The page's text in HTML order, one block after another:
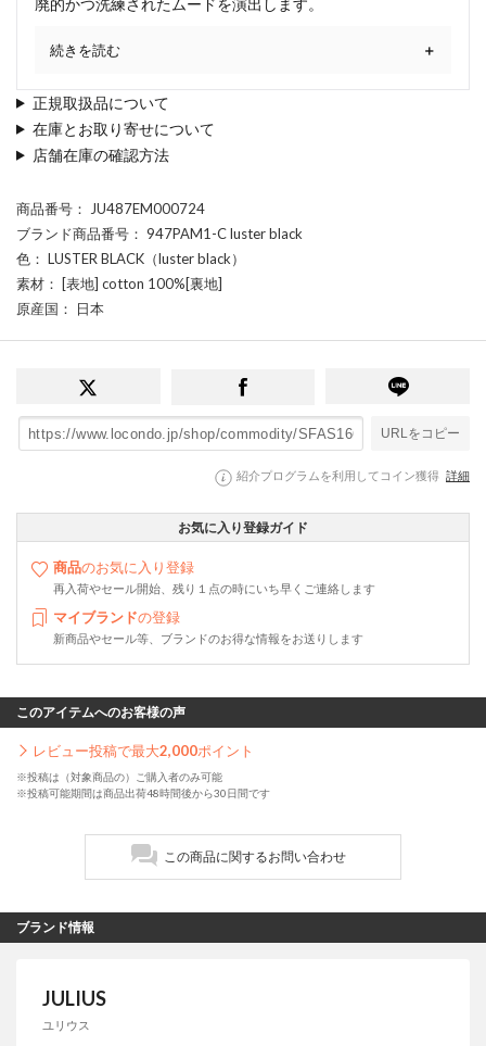
続きを読む
正規取扱品について
在庫とお取り寄せについて
店舗在庫の確認方法
商品番号 ： JU487EM000724
ブランド商品番号 ： 947PAM1-C luster black
色 ： LUSTER BLACK（luster black）
素材 ： [表地] cotton 100%[裏地]
原産国 ： 日本
URLをコピー
紹介プログラムを利用してコイン獲得 詳細
お気に入り登録ガイド
商品のお気に入り登録
再入荷やセール開始、残り１点の時にいち早くご連絡します
マイブランドの登録
新商品やセール等、ブランドのお得な情報をお送りします
このアイテムへのお客様の声
レビュー投稿で最大2,000ポイント
※投稿は（対象商品の）ご購入者のみ可能
※投稿可能期間は商品出荷48時間後から30日間です
この商品に関するお問い合わせ
ブランド情報
JULIUS
ユリウス